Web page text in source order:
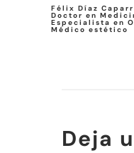
Félix Díaz
Doctor en
Especialista en
Médico estético
Deja